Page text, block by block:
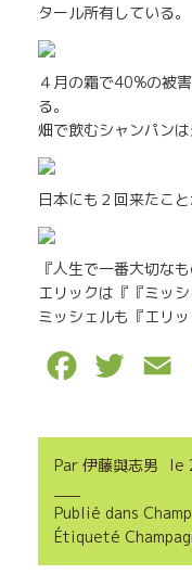
タール所有している。
４月の霜で40%の被
る。
畑で飲むシャンパンは
日本にも２回来たこ
『人生で一番大切な
エリックは『『ミッ
ミッシェルも『エリ
c
b
o
i
t
e
a
l
Par 伊藤與志男 le
Publié dans
Étiqueté